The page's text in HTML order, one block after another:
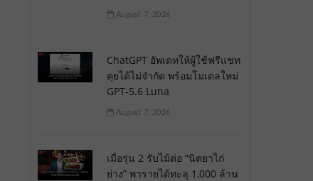
August 7, 2026
ChatGPT อัพเดทให้ผู้ใช้ฟรีแชท
คุยได้ไม่จำกัด พร้อมโมเดลใหม่
GPT-5.6 Luna
August 7, 2026
เมื่อรุ่น 2 รับไม้ต่อ “นิตยาไก่
ย่าง” พารายได้ทะลุ 1,000 ล้าน